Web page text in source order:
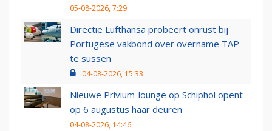
05-08-2026, 7:29
Directie Lufthansa probeert onrust bij
Portugese vakbond over overname TAP
te sussen
04-08-2026, 15:33
Nieuwe Privium-lounge op Schiphol opent
op 6 augustus haar deuren
04-08-2026, 14:46